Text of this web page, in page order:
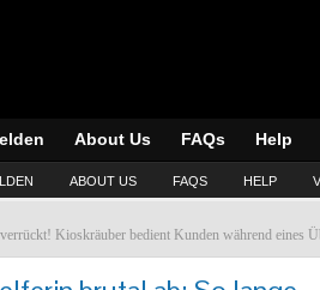
About Us FAQs Help
ABOUT US FAQS HELP
Kioskräuber bedient Kunden während eines